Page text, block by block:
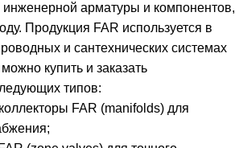
инженерной арматуры и компонентов,
Продукция FAR используется в
и сантехнических системах
купить и заказать
типов:
FAR (manifolds) для